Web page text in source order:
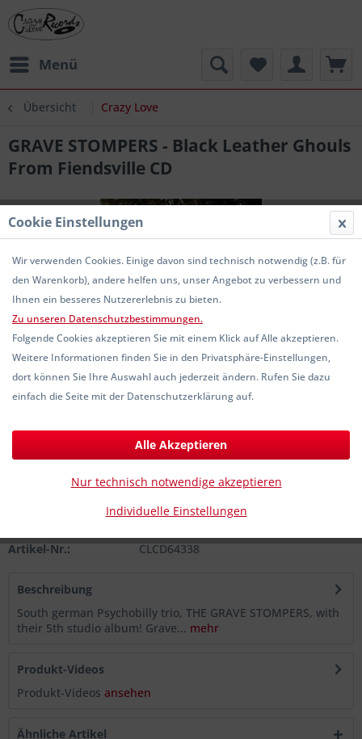
Menü
Übersicht Crazy Love
GRAVE STOMPERS - Black Leather Ghouls
From Fiendsville CD
8,00 € *
Sofort versandfertig, Lieferzeit ca. 1-3 Werktage
Artikel-Nr.: CLCD64338
Beschreibung
South german Psychobilly trio, THE GRAVE STOMPERS, with
their 5th studio album! Grave... mehr
Produkt-Videos
Produkt-Videos ansehen
Ähnliche Artikel
Cookie Einstellungen
Wir verwenden Cookies. Einige davon sind technisch notwendig (z.B. für
den Warenkorb), andere helfen uns, unser Angebot zu verbessern und
Ihnen ein besseres Nutzererlebnis zu bieten.
Zu unseren Datenschutzbestimmungen.
Folgende Cookies akzeptieren Sie mit einem Klick auf Alle akzeptieren.
Weitere Informationen finden Sie in den Privatsphäre-Einstellungen,
dort können Sie Ihre Auswahl auch jederzeit ändern. Rufen Sie dazu
einfach die Seite mit der Datenschutzerklärung auf.
Individuelle Einstellungen
Nur technisch notwendige akzeptieren
Alle Akzeptieren